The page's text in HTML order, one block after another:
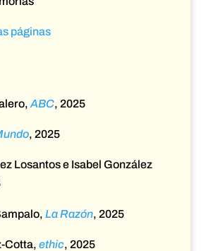
páginas
ABC, 2025
, 2025
Losantos e Isabel González
La Razón, 2025
Cotta, ethic, 2025